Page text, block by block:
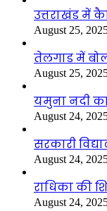
उत्तराखंड में
August 25,
तेलगाड में
August 25,
यमुना नदी
August 24,
सरकारी
August 24,
राधिका की
August 24,